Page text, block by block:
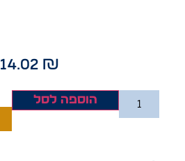
14.02₪
הוספה לסל